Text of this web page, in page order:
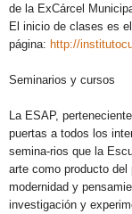
de la ExCárcel
El inicio de clases es
página: http://
Seminarios y cursos
La ESAP,
puertas a todos los
semina-rios que la
arte como producto
modernidad y
investigación y